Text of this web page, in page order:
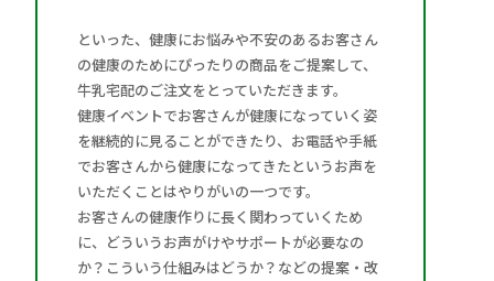
といった、健康にお悩みや不安のあるお客さん
の健康のためにぴったりの商品をご提案して、
牛乳宅配のご注文をとっていただきます。
健康イベントでお客さんが健康になっていく姿
を継続的に見ることができたり、お電話や手紙
でお客さんから健康になってきたというお声を
いただくことはやりがいの一つです。
お客さんの健康作りに長く関わっていくため
に、どういうお声がけやサポートが必要なの
か？こういう仕組みはどうか？などの提案・改